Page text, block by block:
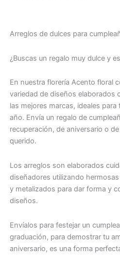
Arreglos de dulces para
¿Buscas un regalo muy dulce y
En nuestra florería Acento floral
variedad de diseños elaborados
las mejores marcas, ideales
año. Envía un regalo de
recuperación, de aniversario o
querido.
Los arreglos son elaborados
diseñadores utilizando
y metalizados para dar forma y
diseños.
Envíalos para festejar un
graduación, para demostrar tu
aniversario, es una forma